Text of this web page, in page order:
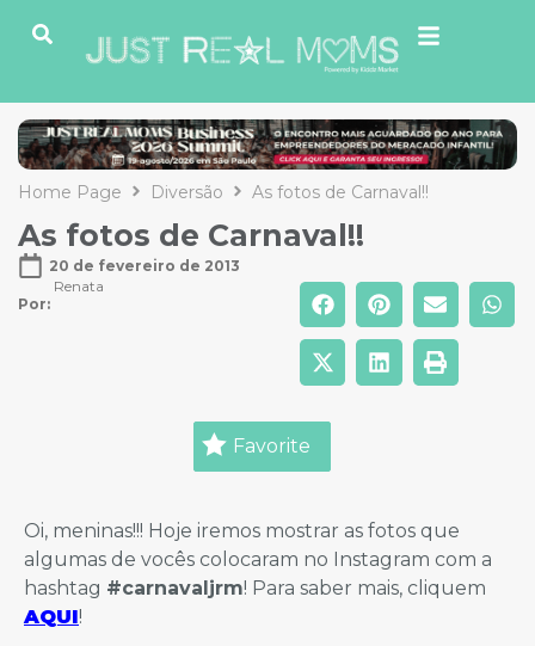
Home Page Diversão As fotos de Carnaval!!
As fotos de Carnaval!!
20 de fevereiro de 2013
Por:
Renata
Favorite
Oi, meninas!!! Hoje iremos mostrar as fotos que
algumas de vocês colocaram no Instagram com a
hashtag #carnavaljrm! Para saber mais, cliquem
AQUI!